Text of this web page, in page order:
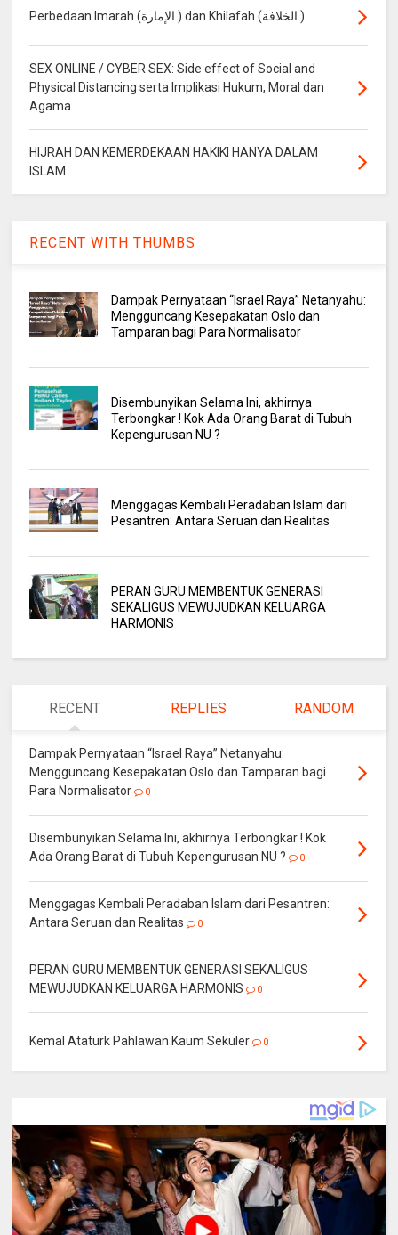
Perbedaan Imarah (الإمارة ) dan Khilafah (الخلافة )
SEX ONLINE / CYBER SEX: Side effect of Social and
Physical Distancing serta Implikasi Hukum, Moral dan
Agama
HIJRAH DAN KEMERDEKAAN HAKIKI HANYA DALAM
ISLAM
RECENT WITH THUMBS
Dampak Pernyataan “Israel Raya” Netanyahu:
Mengguncang Kesepakatan Oslo dan
Tamparan bagi Para Normalisator
Disembunyikan Selama Ini, akhirnya
Terbongkar ! Kok Ada Orang Barat di Tubuh
Kepengurusan NU ?
Menggagas Kembali Peradaban Islam dari
Pesantren: Antara Seruan dan Realitas
PERAN GURU MEMBENTUK GENERASI
SEKALIGUS MEWUJUDKAN KELUARGA
HARMONIS
RECENT REPLIES RANDOM
Dampak Pernyataan “Israel Raya” Netanyahu:
Mengguncang Kesepakatan Oslo dan Tamparan bagi
Para Normalisator
0
Disembunyikan Selama Ini, akhirnya Terbongkar ! Kok
Ada Orang Barat di Tubuh Kepengurusan NU ?
0
Menggagas Kembali Peradaban Islam dari Pesantren:
Antara Seruan dan Realitas
0
PERAN GURU MEMBENTUK GENERASI SEKALIGUS
MEWUJUDKAN KELUARGA HARMONIS
0
Kemal Atatürk Pahlawan Kaum Sekuler 0